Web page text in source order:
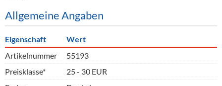
Allgemeine Angaben
Eigenschaft
Wert
Artikelnummer
55193
Preisklasse*
25 - 30 EUR